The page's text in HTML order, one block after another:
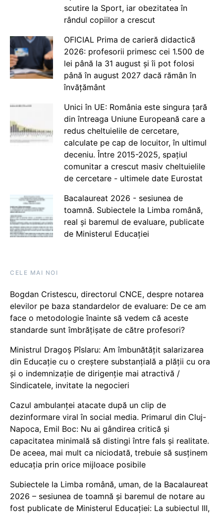
scutire la Sport, iar obezitatea în
rândul copiilor a crescut
OFICIAL Prima de carieră didactică
2026: profesorii primesc cei 1.500 de
lei până la 31 august și îi pot folosi
până în august 2027 dacă rămân în
învățământ
Unici în UE: România este singura țară
din întreaga Uniune Europeană care a
redus cheltuielile de cercetare,
calculate pe cap de locuitor, în ultimul
deceniu. Între 2015-2025, spațiul
comunitar a crescut masiv cheltuielile
de cercetare - ultimele date Eurostat
Bacalaureat 2026 - sesiunea de
toamnă. Subiectele la Limba română,
real și baremul de evaluare, publicate
de Ministerul Educației
CELE MAI NOI
Bogdan Cristescu, directorul CNCE, despre notarea
elevilor pe baza standardelor de evaluare: De ce am
face o metodologie înainte să vedem că aceste
standarde sunt îmbrățișate de către profesori?
Ministrul Dragoș Pîslaru: Am îmbunătățit salarizarea
din Educație cu o creștere substanțială a plății cu ora
și o indemnizație de dirigenție mai atractivă /
Sindicatele, invitate la negocieri
Cazul ambulanței atacate după un clip de
dezinformare viral în social media. Primarul din Cluj-
Napoca, Emil Boc: Nu ai gândirea critică și
capacitatea minimală să distingi între fals și realitate.
De aceea, mai mult ca niciodată, trebuie să susținem
educația prin orice mijloace posibile
Subiectele la Limba română, uman, de la Bacalaureat
2026 – sesiunea de toamnă și baremul de notare au
fost publicate de Ministerul Educației: La subiectul III,